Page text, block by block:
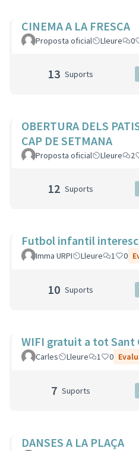
CINEMA A LA FRESCA
Proposta oficial Lleure 0
13 Suports
OBERTURA DELS
CAP DE SETMANA
Proposta oficial Lleure 2
12 Suports
Futbol infantil
Imma URPI Lleure 1 0
10 Suports
WIFI gratuit a tot Sant
Carles Lleure 1 0
7 Suports
DANSES A LA PLAÇA